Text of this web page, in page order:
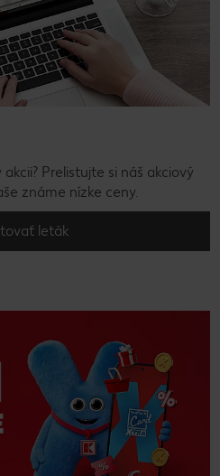
Prelistujte si náš akciový
známe nízke ceny.
leták